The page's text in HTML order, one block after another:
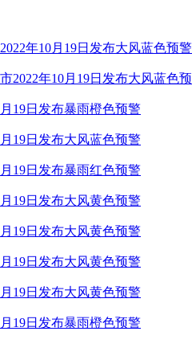
年10月19日发布大风蓝色预警
2022年10月19日发布大风蓝色
19日发布暴雨橙色预警
19日发布大风蓝色预警
19日发布暴雨红色预警
19日发布大风黄色预警
19日发布大风黄色预警
19日发布大风黄色预警
19日发布大风黄色预警
19日发布暴雨橙色预警